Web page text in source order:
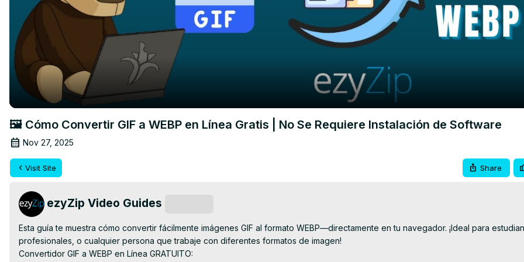
🖼️ Cómo Convertir GIF a WEBP en Línea Gratis | No Se Requiere Instalación de Software
Nov 27, 2025
Visit Site Share
ezyZip Video Guides
Esta guía te muestra cómo convertir fácilmente imágenes GIF al formato WEBP—directamente en tu navegador. ¡Ideal para
profesionales, o cualquier persona que trabaje con diferentes formatos de imagen!
Convertidor GIF a WEBP en Línea GRATUITO: